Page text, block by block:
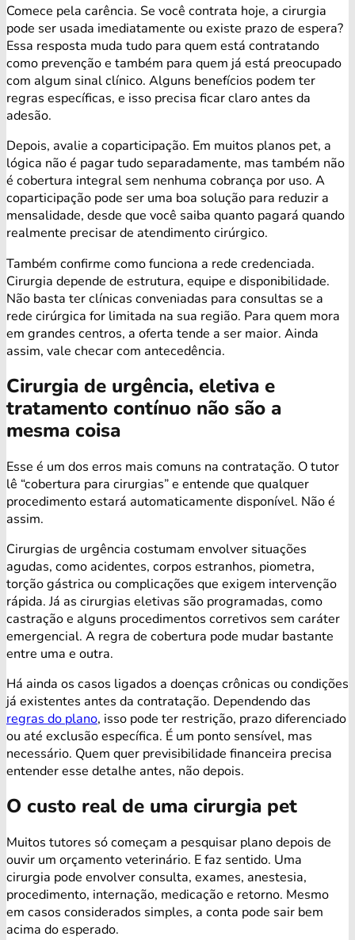
Comece pela carência. Se você contrata hoje, a cirurgia
pode ser usada imediatamente ou existe prazo de espera?
Essa resposta muda tudo para quem está contratando
como prevenção e também para quem já está preocupado
com algum sinal clínico. Alguns benefícios podem ter
regras específicas, e isso precisa ficar claro antes da
adesão.
Depois, avalie a coparticipação. Em muitos planos pet, a
lógica não é pagar tudo separadamente, mas também não
é cobertura integral sem nenhuma cobrança por uso. A
coparticipação pode ser uma boa solução para reduzir a
mensalidade, desde que você saiba quanto pagará quando
realmente precisar de atendimento cirúrgico.
Também confirme como funciona a rede credenciada.
Cirurgia depende de estrutura, equipe e disponibilidade.
Não basta ter clínicas conveniadas para consultas se a
rede cirúrgica for limitada na sua região. Para quem mora
em grandes centros, a oferta tende a ser maior. Ainda
assim, vale checar com antecedência.
Cirurgia de urgência, eletiva e
tratamento contínuo não são a
mesma coisa
Esse é um dos erros mais comuns na contratação. O tutor
lê “cobertura para cirurgias” e entende que qualquer
procedimento estará automaticamente disponível. Não é
assim.
Cirurgias de urgência costumam envolver situações
agudas, como acidentes, corpos estranhos, piometra,
torção gástrica ou complicações que exigem intervenção
rápida. Já as cirurgias eletivas são programadas, como
castração e alguns procedimentos corretivos sem caráter
emergencial. A regra de cobertura pode mudar bastante
entre uma e outra.
Há ainda os casos ligados a doenças crônicas ou condições
já existentes antes da contratação. Dependendo das
regras do plano, isso pode ter restrição, prazo diferenciado
ou até exclusão específica. É um ponto sensível, mas
necessário. Quem quer previsibilidade financeira precisa
entender esse detalhe antes, não depois.
O custo real de uma cirurgia pet
Muitos tutores só começam a pesquisar plano depois de
ouvir um orçamento veterinário. E faz sentido. Uma
cirurgia pode envolver consulta, exames, anestesia,
procedimento, internação, medicação e retorno. Mesmo
em casos considerados simples, a conta pode sair bem
acima do esperado.